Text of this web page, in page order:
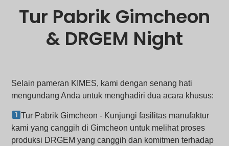
Tur Pabrik Gimcheon
& DRGEM Night
Selain pameran KIMES, kami dengan senang hati
mengundang Anda untuk menghadiri dua acara khusus:
Tur Pabrik Gimcheon - Kunjungi fasilitas manufaktur
kami yang canggih di Gimcheon untuk melihat proses
produksi DRGEM yang canggih dan komitmen terhadap